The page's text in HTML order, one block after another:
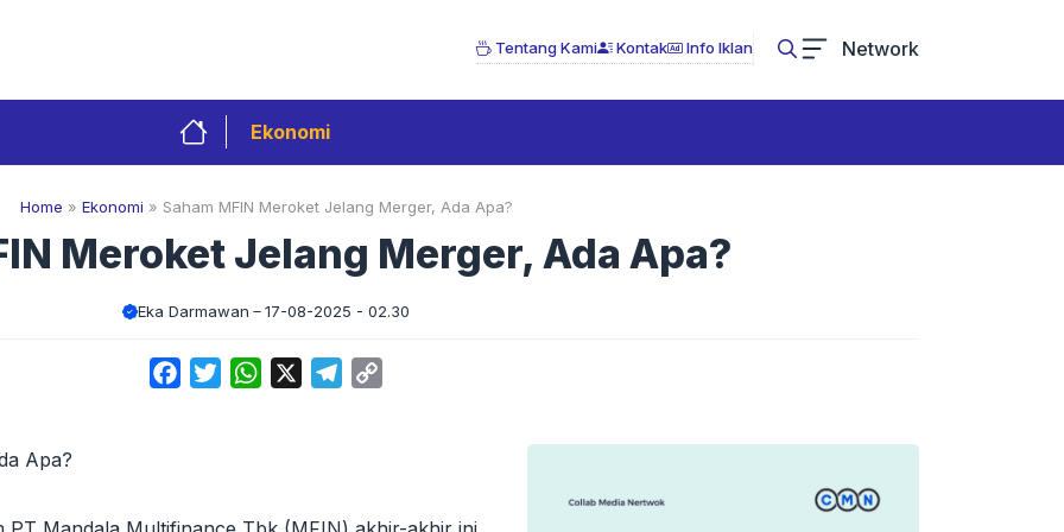
Tentang Kami Kontak Info Iklan Network
Ekonomi
Home » Ekonomi » Saham MFIN Meroket Jelang Merger, Ada Apa?
Meroket Jelang Merger, Ada Apa?
Eka Darmawan 17-08-2025 - 02.30
FacebookTwitterWhatsApp Telegram